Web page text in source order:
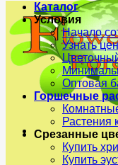
Каталог
Условия
Начало
Узнать
Оптовая
Горшечные
Растения
Срезанные
Купить
Купить